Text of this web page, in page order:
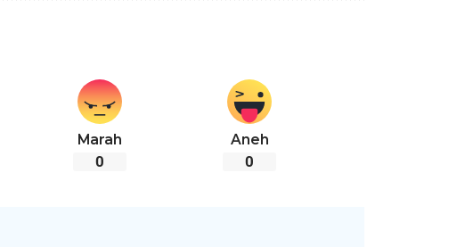
Marah
0
Aneh
0